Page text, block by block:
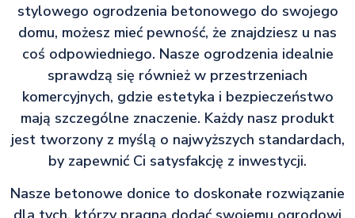
stylowego ogrodzenia betonowego do swojego
domu, możesz mieć pewność, że znajdziesz u nas
coś odpowiedniego. Nasze ogrodzenia idealnie
sprawdzą się również w przestrzeniach
komercyjnych, gdzie estetyka i bezpieczeństwo
mają szczególne znaczenie. Każdy nasz produkt
jest tworzony z myślą o najwyższych standardach,
by zapewnić Ci satysfakcję z inwestycji.
Nasze betonowe donice to doskonałe rozwiązanie